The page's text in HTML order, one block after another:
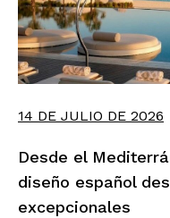
14 DE JULIO DE 2026
Desde el
diseño español
excepcionales